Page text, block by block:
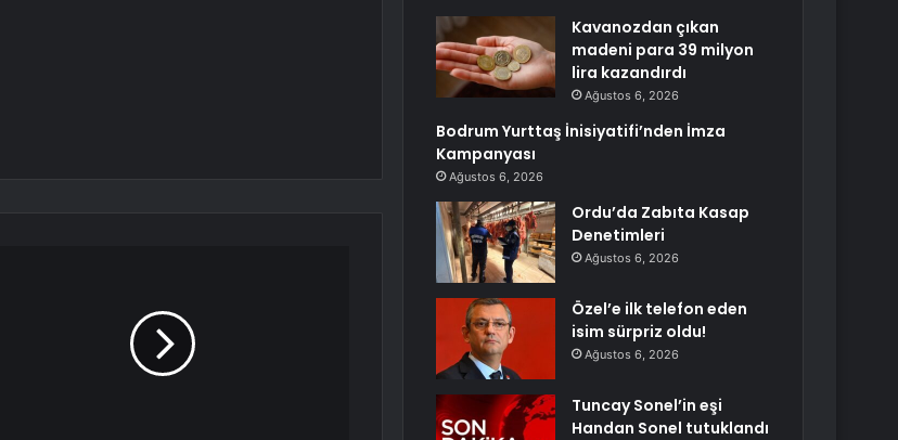
Kavanozdan çıkan
madeni para 39 milyon
lira kazandırdı
Ağustos 6, 2026
Bodrum Yurttaş İnisiyatifi’nden İmza
Kampanyası
Ağustos 6, 2026
Ordu’da Zabıta Kasap
Denetimleri
Ağustos 6, 2026
Özel’e ilk telefon eden
isim sürpriz oldu!
Ağustos 6, 2026
Tuncay Sonel’in eşi
Handan Sonel tutuklandı